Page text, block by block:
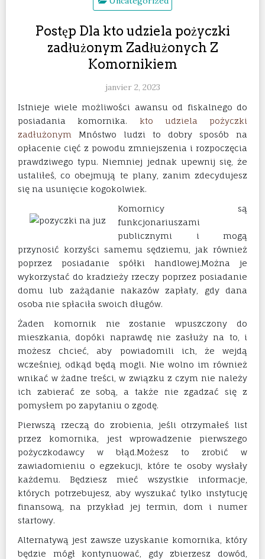
Postęp Dla kto udziela pożyczki
zadłużonym Zadłużonych Z
Komornikiem
janvier 2, 2023
Istnieje wiele możliwości awansu od fiskalnego do
posiadania komornika. kto udziela pożyczki
zadłużonym
Mnóstwo ludzi to dobry sposób na
opłacenie cięć z powodu zmniejszenia i rozpoczęcia
prawdziwego typu. Niemniej jednak upewnij się, że
ustaliłeś, co obejmują te plany, zanim zdecydujesz
się na usunięcie kogokolwiek.
Komornicy są
funkcjonariuszami
publicznymi i mogą
przynosić korzyści samemu sędziemu, jak również
poprzez posiadanie spółki handlowej.Można je
wykorzystać do kradzieży rzeczy poprzez posiadanie
domu lub zażądanie nakazów zapłaty, gdy dana
osoba nie spłaciła swoich długów.
Żaden komornik nie zostanie wpuszczony do
mieszkania, dopóki naprawdę nie zasłuży na to, i
możesz chcieć, aby powiadomili ich, że wejdą
wcześniej, odkąd będą mogli. Nie wolno im również
wnikać w żadne treści, w związku z czym nie należy
ich zabierać ze sobą, a także nie zgadzać się z
pomysłem po zapytaniu o zgodę.
Pierwszą rzeczą do zrobienia, jeśli otrzymałeś list
przez komornika, jest wprowadzenie pierwszego
pożyczkodawcy w błąd.Możesz to zrobić w
zawiadomieniu o egzekucji, które te osoby wysłały
każdemu. Będziesz mieć wszystkie informacje,
których potrzebujesz, aby wyszukać tylko instytucję
finansową, na przykład jej termin, dom i numer
startowy.
Alternatywą jest zawsze uzyskanie komornika, który
będzie mógł kontynuować, gdy zbierzesz dowód,